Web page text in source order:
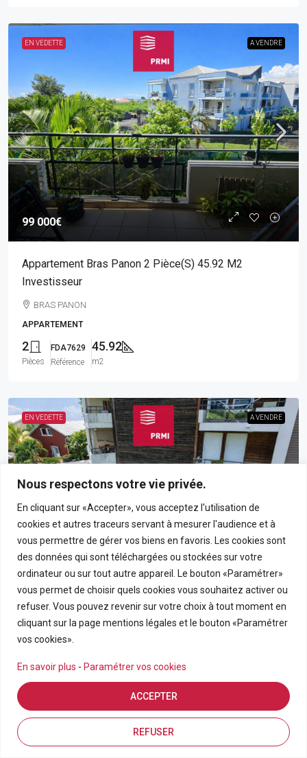
Nous respectons votre vie privée.
En cliquant sur «Accepter», vous acceptez l'utilisation de
cookies et autres traceurs servant à mesurer l'audience et à
vous permettre de gérer vos biens en favoris. Les cookies sont
des données qui sont téléchargées ou stockées sur votre
ordinateur ou sur tout autre appareil. Le bouton «Paramétrer»
vous permet de choisir quels cookies vous souhaitez activer ou
refuser. Vous pouvez revenir sur votre choix à tout moment en
cliquant sur la page mentions légales et le bouton «Paramétrer
vos cookies».
En savoir plus - Paramétrer vos cookies
REFUSER
ACCEPTER
Estimation en ligne
EN VEDETTE A VENDRE
99 000€
Appartement Bras Panon 2 Pièce(s) 45.92 M2
Investisseur
BRAS PANON
APPARTEMENT
2
Pièces
FDA7629
Référence
45.92
m2
EN VEDETTE A VENDRE
190 000€
Appartement T3 En Rez-De-Chaussée Avec Grand
BRAS PANON
3 69.21